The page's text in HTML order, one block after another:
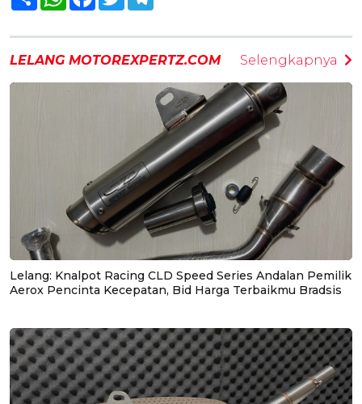
LELANG MOTOREXPERTZ.COM Selengkapnya
Lelang: Knalpot Racing CLD Speed Series Andalan Pemilik
Aerox Pencinta Kecepatan, Bid Harga Terbaikmu Bradsis